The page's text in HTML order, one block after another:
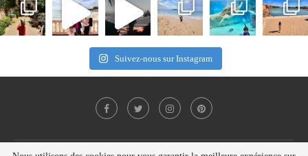
Suivez-nous sur Instagram